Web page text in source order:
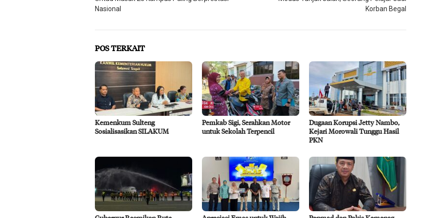
pos
Nasional
Korban Begal
POS TERKAIT
Kemenkum Sulteng
Sosialisasikan SILAKUM
Pemkab Sigi, Serahkan Motor
untuk Sekolah Terpencil
Dugaan Korupsi Jetty Nambo,
Kejari Morowali Tunggu Hasil
PKN